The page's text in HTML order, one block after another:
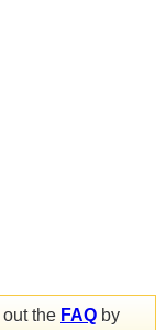
out the FAQ by